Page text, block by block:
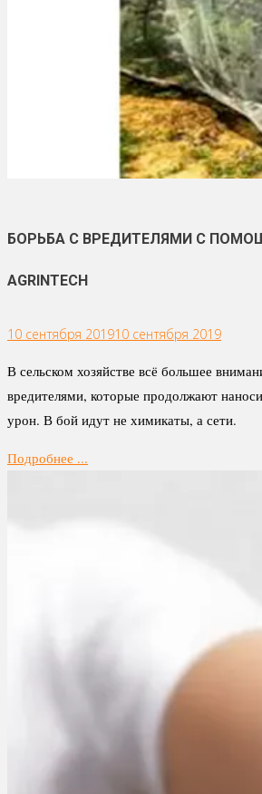
БОРЬБА С ВРЕДИТЕЛЯМИ С
AGRINTECH
10 сентября 201910 сентября 2019
В сельском хозяйстве всё большее
вредителями, которые продолжают
урон. В бой идут не химикаты, а сети.
Подробнее ...